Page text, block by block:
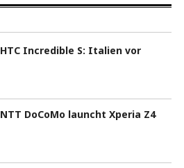
HTC Incredible S: Italien vor
NTT DoCoMo launcht Xperia Z4